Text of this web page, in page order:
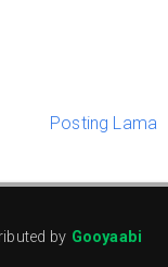
Posting Lama
by Gooyaabi